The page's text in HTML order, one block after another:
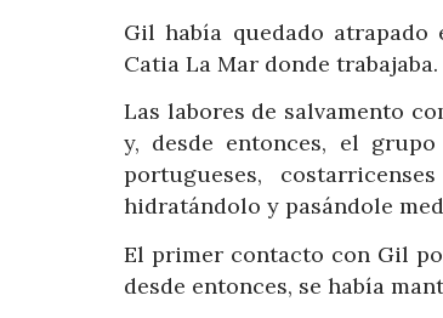
Gil había quedado
Catia La Mar donde trabajaba.
Las labores de salvamento
y, desde entonces, el
portugueses,
hidratándolo y pasándole
El primer contacto con Gil
desde entonces, se había